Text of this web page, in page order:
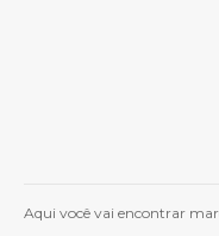
Aqui você vai encontrar